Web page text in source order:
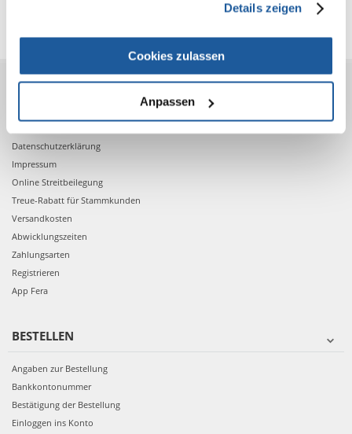
Details zeigen
Cookies zulassen
Anpassen
IN DEN WARENKORB
Datenschutzerklärung
Impressum
Online Streitbeilegung
Treue-Rabatt für Stammkunden
Versandkosten
Abwicklungszeiten
Zahlungsarten
Registrieren
App Fera
BESTELLEN
Angaben zur Bestellung
Bankkontonummer
Bestätigung der Bestellung
Einloggen ins Konto